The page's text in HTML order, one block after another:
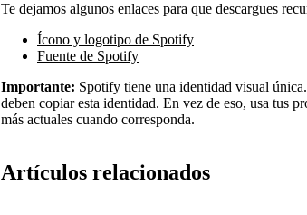
Te dejamos algunos enlaces para que descargues
Ícono y logotipo de Spotify
Fuente de Spotify
Importante: Spotify tiene una identidad visual
deben copiar esta identidad. En vez de eso, usa tus
más actuales cuando corresponda.
Artículos relacionados